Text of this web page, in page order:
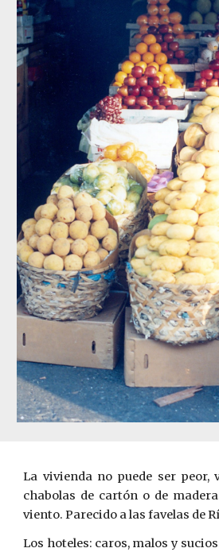
La vivienda no puede ser peor,
chabolas de cartón o de
viento. Parecido a las favelas de
Los hoteles: caros, malos y